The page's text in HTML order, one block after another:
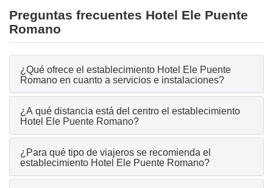
Preguntas frecuentes Hotel Ele Puente
Romano
¿Qué ofrece el establecimiento Hotel Ele Puente
Romano en cuanto a servicios e instalaciones?
¿A qué distancia está del centro el establecimiento
Hotel Ele Puente Romano?
¿Para qué tipo de viajeros se recomienda el
establecimiento Hotel Ele Puente Romano?